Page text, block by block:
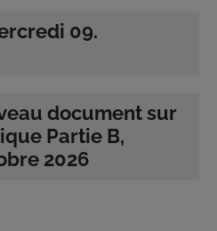
09.
document sur
Partie B,
2026